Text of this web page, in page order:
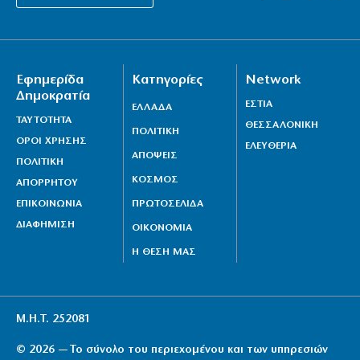
της Google
αποχαιρέτησε το ελληνικό καλοκαίρι
7|08|2026 | 12:00
Μητέρα και γιος νεκροί σε τροχαίο στις Σέρρες
Ερευνητές στο Στάνφορντ έφτιαξαν ιούς μέσω
τεχνητής νοημοσύνης!
7|08|2026 | 11:40
Εφημερίδα
Δημοκρατία
ΤΑΥΤΟΤΗΤΑ
ΟΡΟΙ ΧΡΗΣΗΣ
ΠΟΛΙΤΙΚΗ
ΑΠΟΡΡΗΤΟΥ
ΕΠΙΚΟΙΝΩΝΙΑ
ΔΙΑΦΗΜΙΣΗ
Κατηγορίες
ΕΛΛΑΔΑ
ΠΟΛΙΤΙΚΗ
ΑΠΟΨΕΙΣ
ΚΟΣΜΟΣ
ΠΡΩΤΟΣΕΛΙΔΑ
ΟΙΚΟΝΟΜΙΑ
Η ΘΕΣΗ ΜΑΣ
Network
ΕΣΤΙΑ
ΘΕΣΣΑΛΟΝΙΚΗ
ΕΛΕΥΘΕΡΙΑ
Μ.Η.Τ. 252081
© 2026 — Το σύνολο του περιεχομένου και των υπηρεσιών